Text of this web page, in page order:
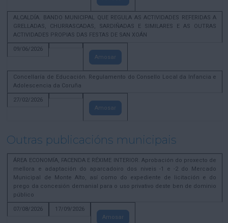
ALCALDÍA. BANDO MUNICIPAL QUE REGULA AS ACTIVIDADES REFERIDAS A
GRELLADAS, CHURRASCADAS, SARDIÑADAS E SIMILARES E AS OUTRAS
ACTIVIDADES PROPIAS DAS FESTAS DE SAN XOÁN
09/06/2026
Amosar
Concellaría de Educación. Regulamento do Consello Local da Infancia e
Adolescencia da Coruña
27/02/2026
Amosar
Outras publicacións municipais
ÁREA ECONOMÍA, FACENDA E RÉXIME INTERIOR. Aprobación do proxecto de
mellora e adaptación do aparcadoiro dos niveis -1 e -2 do Mercado
Municipal de Monte Alto, así como do expediente de licitación e do
prego da concesión demanial para o uso privativo deste ben de dominio
público
07/08/2026
17/09/2026
Amosar